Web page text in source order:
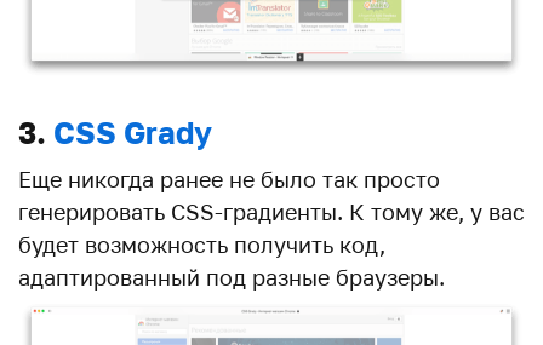
3. CSS Grady
Еще никогда ранее не было так просто
генерировать CSS-градиенты. К тому же, у вас
будет возможность получить код,
адаптированный под разные браузеры.